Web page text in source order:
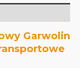
Garwolin